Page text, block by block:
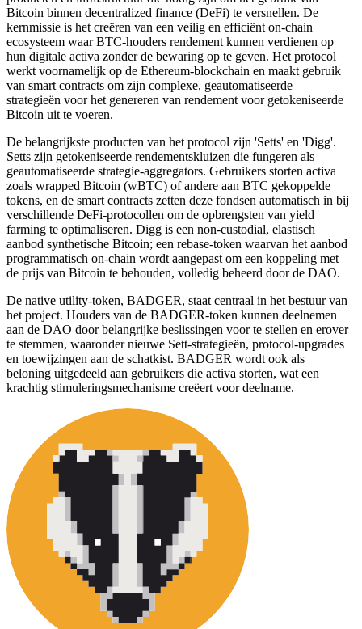
Bitcoin binnen decentralized finance (DeFi) te versnellen. De
kernmissie is het creëren van een veilig en efficiënt on-chain
ecosysteem waar BTC-houders rendement kunnen verdienen op
hun digitale activa zonder de bewaring op te geven. Het protocol
werkt voornamelijk op de Ethereum-blockchain en maakt gebruik
van smart contracts om zijn complexe, geautomatiseerde
strategieën voor het genereren van rendement voor getokeniseerde
Bitcoin uit te voeren.
De belangrijkste producten van het protocol zijn 'Setts' en 'Digg'.
Setts zijn getokeniseerde rendementskluizen die fungeren als
geautomatiseerde strategie-aggregators. Gebruikers storten activa
zoals wrapped Bitcoin (wBTC) of andere aan BTC gekoppelde
tokens, en de smart contracts zetten deze fondsen automatisch in bij
verschillende DeFi-protocollen om de opbrengsten van yield
farming te optimaliseren. Digg is een non-custodial, elastisch
aanbod synthetische Bitcoin; een rebase-token waarvan het aanbod
programmatisch on-chain wordt aangepast om een koppeling met
de prijs van Bitcoin te behouden, volledig beheerd door de DAO.
De native utility-token, BADGER, staat centraal in het bestuur van
het project. Houders van de BADGER-token kunnen deelnemen
aan de DAO door belangrijke beslissingen voor te stellen en erover
te stemmen, waaronder nieuwe Sett-strategieën, protocol-upgrades
en toewijzingen aan de schatkist. BADGER wordt ook als
beloning uitgedeeld aan gebruikers die activa storten, wat een
krachtig stimuleringsmechanisme creëert voor deelname.